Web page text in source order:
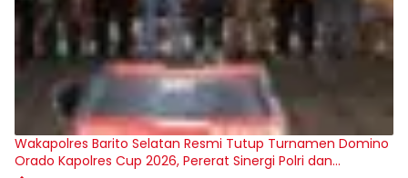
Wakapolres Barito Selatan Resmi Tutup Turnamen Domino
Orado Kapolres Cup 2026, Pererat Sinergi Polri dan